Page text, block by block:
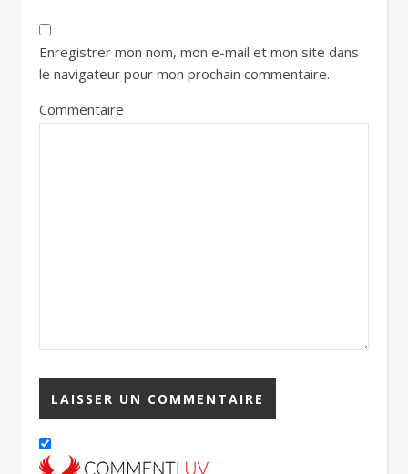
Enregistrer mon nom, mon e-mail et mon site dans
le navigateur pour mon prochain commentaire.
Commentaire